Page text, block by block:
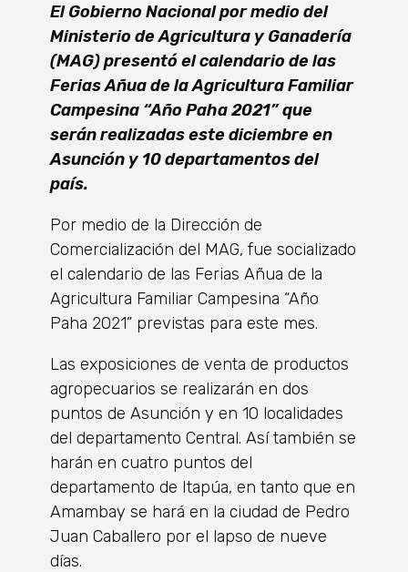
El Gobierno Nacional por medio del
Ministerio de Agricultura y Ganadería
(MAG) presentó el calendario de las
Ferias Añua de la Agricultura Familiar
Campesina “Año Paha 2021” que
serán realizadas este diciembre en
Asunción y 10 departamentos del
país.
Por medio de la Dirección de
Comercialización del MAG, fue socializado
el calendario de las Ferias Añua de la
Agricultura Familiar Campesina “Año
Paha 2021” previstas para este mes.
Las exposiciones de venta de productos
agropecuarios se realizarán en dos
puntos de Asunción y en 10 localidades
del departamento Central. Así también se
harán en cuatro puntos del
departamento de Itapúa, en tanto que en
Amambay se hará en la ciudad de Pedro
Juan Caballero por el lapso de nueve
días.